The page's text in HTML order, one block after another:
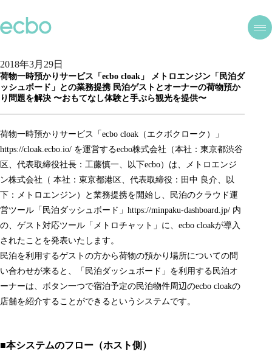
2018年3月29日
荷物一時預かりサービス「ecbo cloak」 メトロエンジン「民泊ダ
ッシュボード」との業務提携 民泊ゲストとオーナーの荷物預か
り問題を解決 〜おもてなし体験と手ぶら観光を提供〜
荷物一時預かりサービス「ecbo cloak（エクボクローク）」
https://cloak.ecbo.io/ を運営するecbo株式会社（本社：東京都渋谷
区、代表取締役社長：工藤慎一、以下ecbo）は、メトロエンジ
ン株式会社（ 本社：東京都港区、代表取締役：田中 良介、以
下：メトロエンジン）と業務提携を開始し、民泊のクラウド運
営ツール「民泊ダッシュボード」https://minpaku-dashboard.jp/ 内
の、ゲスト対応ツール「メトロチャット」に、ecbo cloakが導入
されたことを発表いたします。
民泊を利用するゲストの方から荷物の預かり場所についての問
い合わせが来ると、「民泊ダッシュボード」を利用する民泊オ
ーナーは、ボタン一つで宿泊予定の民泊物件周辺のecbo cloakの
店舗を紹介することができるというシステムです。
■本システムのフロー（ホスト側）